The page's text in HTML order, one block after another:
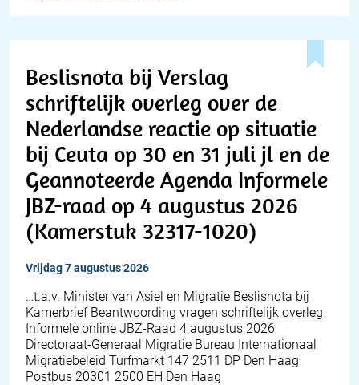
Beslisnota bij Verslag
schriftelijk overleg over de
Nederlandse reactie op situatie
bij Ceuta op 30 en 31 juli jl en de
Geannoteerde Agenda Informele
JBZ-raad op 4 augustus 2026
(Kamerstuk 32317-1020)
vrijdag 7 augustus 2026
…t.a.v. Minister van Asiel en Migratie Beslisnota bij
Kamerbrief Beantwoording vragen schriftelijk overleg
Informele online JBZ-Raad 4 augustus 2026
Directoraat-Generaal Migratie Bureau Internationaal
Migratiebeleid Turfmarkt 147 2511 DP Den Haag
Postbus 20301 2500 EH Den Haag